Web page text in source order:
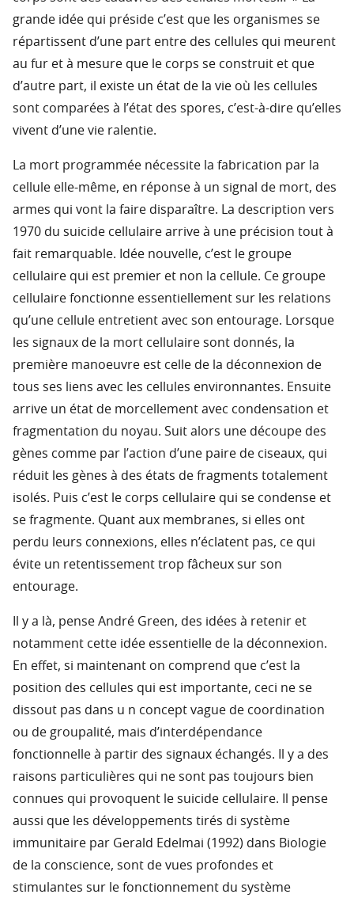
grande idée qui préside c’est que les organismes se
répartissent d’une part entre des cellules qui meurent
au fur et à mesure que le corps se construit et que
d’autre part, il existe un état de la vie où les cellules
sont comparées à l’état des spores, c’est-à-dire qu’elles
vivent d’une vie ralentie.
La mort programmée nécessite la fabrication par la
cellule elle-même, en réponse à un signal de mort, des
armes qui vont la faire disparaître. La description vers
1970 du suicide cellulaire arrive à une précision tout à
fait remarquable. Idée nouvelle, c’est le groupe
cellulaire qui est premier et non la cellule. Ce groupe
cellulaire fonctionne essentiellement sur les relations
qu’une cellule entretient avec son entourage. Lorsque
les signaux de la mort cellulaire sont donnés, la
première manoeuvre est celle de la déconnexion de
tous ses liens avec les cellules environnantes. Ensuite
arrive un état de morcellement avec condensation et
fragmentation du noyau. Suit alors une découpe des
gènes comme par l’action d’une paire de ciseaux, qui
réduit les gènes à des états de fragments totalement
isolés. Puis c’est le corps cellulaire qui se condense et
se fragmente. Quant aux membranes, si elles ont
perdu leurs connexions, elles n’éclatent pas, ce qui
évite un retentissement trop fâcheux sur son
entourage.
Il y a là, pense André Green, des idées à retenir et
notamment cette idée essentielle de la déconnexion.
En effet, si maintenant on comprend que c’est la
position des cellules qui est importante, ceci ne se
dissout pas dans u n concept vague de coordination
ou de groupalité, mais d’interdépendance
fonctionnelle à partir des signaux échangés. Il y a des
raisons particulières qui ne sont pas toujours bien
connues qui provoquent le suicide cellulaire. Il pense
aussi que les développements tirés di système
immunitaire par Gerald Edelmai (1992) dans Biologie
de la conscience, sont de vues profondes et
stimulantes sur le fonctionnement du système